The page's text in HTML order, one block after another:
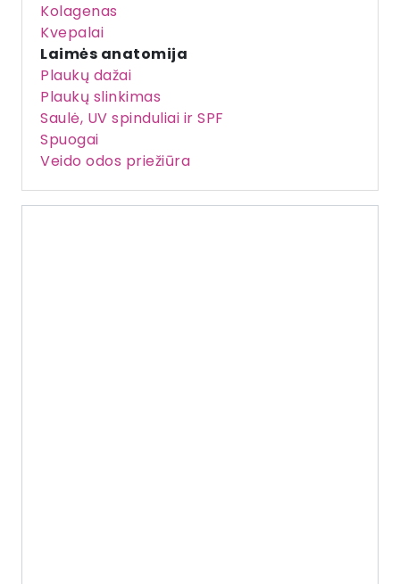
Kolagenas
Kvepalai
Laimės anatomija
Plaukų dažai
Plaukų slinkimas
Saulė, UV spinduliai ir SPF
Spuogai
Veido odos priežiūra